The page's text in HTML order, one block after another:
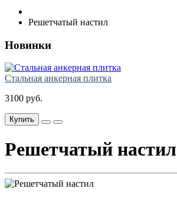
Решетчатый настил
Новинки
Стальная анкерная плитка
3100 руб.
Купить
Решетчатый настил